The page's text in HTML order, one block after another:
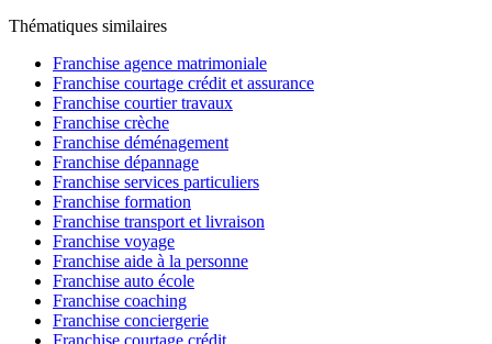
Thématiques similaires
Franchise agence matrimoniale
Franchise courtage crédit et assurance
Franchise courtier travaux
Franchise crèche
Franchise déménagement
Franchise dépannage
Franchise services particuliers
Franchise formation
Franchise transport et livraison
Franchise voyage
Franchise aide à la personne
Franchise auto école
Franchise coaching
Franchise conciergerie